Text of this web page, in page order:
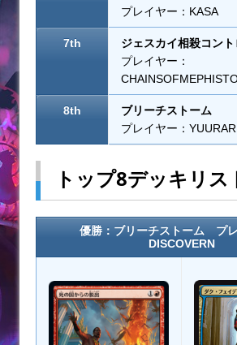
プレイヤー：KASA
7th
ジェスカイ相殺コン
プレイヤー：
8th
ブリーチストーム
プレイヤー：
トップ8デッキリス
優勝：ブリーチストーム プレ
DISCOVERN